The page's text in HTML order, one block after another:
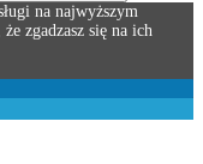
na najwyższym
zgadzasz się na ich